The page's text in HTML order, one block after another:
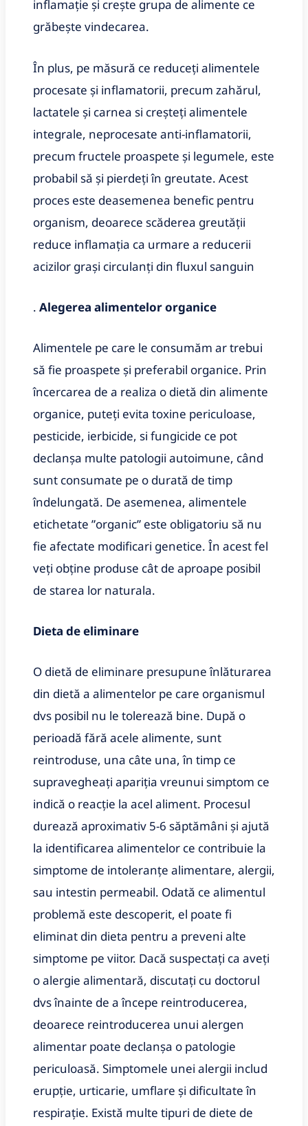
inflamație și crește grupa de alimente ce
grăbește vindecarea.
În plus, pe măsură ce reduceți alimentele
procesate și inflamatorii, precum zahărul,
lactatele și carnea si creșteți alimentele
integrale, neprocesate anti-inflamatorii,
precum fructele proaspete și legumele, este
probabil să și pierdeți în greutate. Acest
proces este deasemenea benefic pentru
organism, deoarece scăderea greutății
reduce inflamația ca urmare a reducerii
acizilor grași circulanți din fluxul sanguin
. Alegerea alimentelor organice
Alimentele pe care le consumăm ar trebui
să fie proaspete și preferabil organice. Prin
încercarea de a realiza o dietă din alimente
organice, puteți evita toxine periculoase,
pesticide, ierbicide, si fungicide ce pot
declanșa multe patologii autoimune, când
sunt consumate pe o durată de timp
îndelungată. De asemenea, alimentele
etichetate ʺorganicʺ este obligatoriu să nu
fie afectate modificari genetice. În acest fel
veți obține produse cât de aproape posibil
de starea lor naturala.
Dieta de eliminare
O dietă de eliminare presupune înlăturarea
din dietă a alimentelor pe care organismul
dvs posibil nu le tolerează bine. După o
perioadă fără acele alimente, sunt
reintroduse, una câte una, în timp ce
supravegheați apariția vreunui simptom ce
indică o reacție la acel aliment. Procesul
durează aproximativ 5-6 săptămâni și ajută
la identificarea alimentelor ce contribuie la
simptome de intoleranțe alimentare, alergii,
sau intestin permeabil. Odată ce alimentul
problemă este descoperit, el poate fi
eliminat din dieta pentru a preveni alte
simptome pe viitor. Dacă suspectați ca aveți
o alergie alimentară, discutați cu doctorul
dvs înainte de a începe reintroducerea,
deoarece reintroducerea unui alergen
alimentar poate declanșa o patologie
periculoasă. Simptomele unei alergii includ
erupție, urticarie, umflare și dificultate în
respirație. Există multe tipuri de diete de